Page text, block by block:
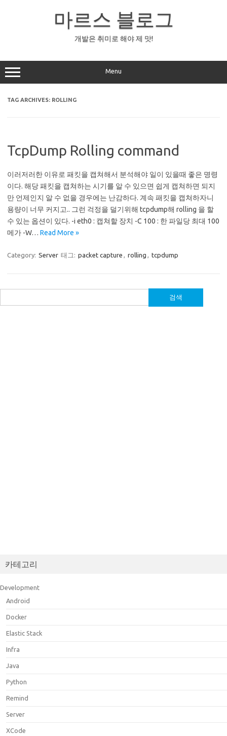
마르스 블로그
개발은 취미로 해야 제 맛!
Menu
TAG ARCHIVES: ROLLING
TcpDump Rolling command
이러저러한 이유로 패킷을 캡쳐해서 분석해야 일이 있을때 좋은 명령
이다. 해당 패킷을 캡쳐하는 시기를 알 수 있으면 쉽게 캡쳐하면 되지
만 언제인지 알 수 없을 경우에는 난감하다. 계속 패킷을 캡쳐하자니
용량이 너무 커지고.. 그런 걱정을 덜기위해 tcpdump해 rolling 을 할
수 있는 옵션이 있다. -i eth0 : 캡쳐할 장치 -C 100 : 한 파일당 최대 100
메가 -W… Read More »
Category: Server 태그: packet capture , rolling , tcpdump
색:
카테고리
Development
Android
Docker
Elastic Stack
Infra
Java
Python
Remind
Server
XCode